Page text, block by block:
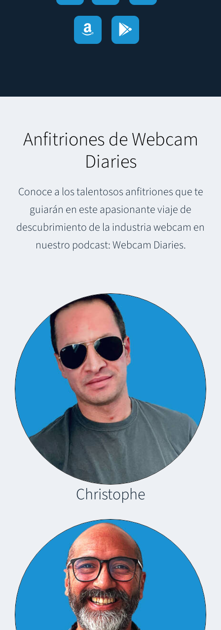
Anfitriones de Webcam
Diaries
Conoce a los talentosos anfitriones que te
guiarán en este apasionante viaje de
descubrimiento de la industria webcam en
nuestro podcast: Webcam Diaries.
Christophe